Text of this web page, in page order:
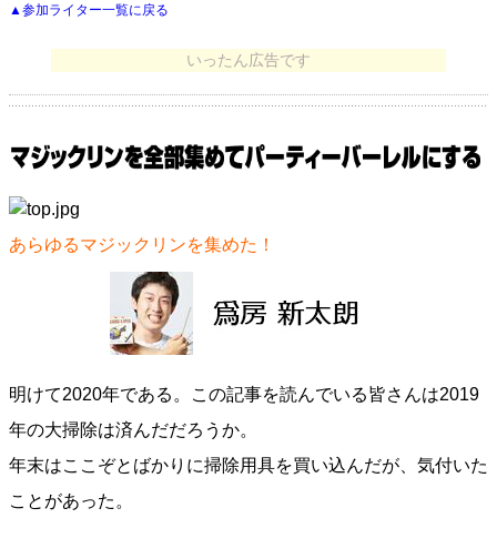
▲参加ライター一覧に戻る
いったん広告です
あらゆるマジックリンを集めた！
明けて2020年である。この記事を読んでいる皆さんは2019
年の大掃除は済んだだろうか。
年末はここぞとばかりに掃除用具を買い込んだが、気付いた
ことがあった。